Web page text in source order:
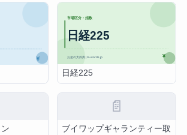
日経225
📄
ブイワップギャランティー取